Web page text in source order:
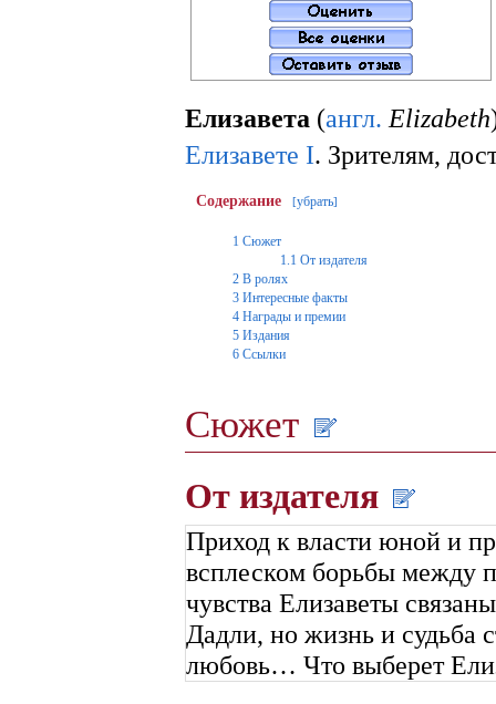
Елизавета (англ. Elizabeth
Елизавете I. Зрителям,
Содержание [убрать]
1 Сюжет
1.1 От издателя
2 В ролях
3 Интересные факты
4 Награды и премии
5 Издания
6 Ссылки
Сюжет
От издателя
Приход к власти юной и
всплеском борьбы между
чувства Елизаветы
Дадли, но жизнь и судьба
любовь… Что выберет